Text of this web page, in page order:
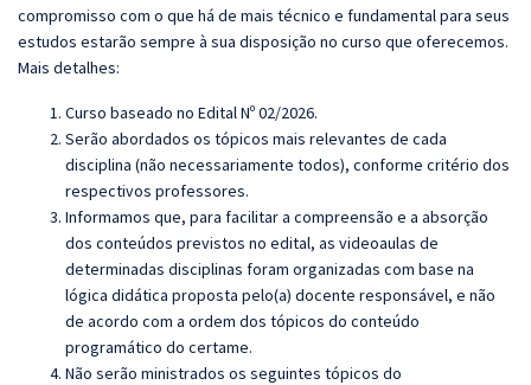
compromisso com o que há de mais técnico e fundamental para seus
estudos estarão sempre à sua disposição no curso que oferecemos.
Mais detalhes:
Curso baseado no Edital Nº 02/2026.
Serão abordados os tópicos mais relevantes de cada
disciplina (não necessariamente todos), conforme critério dos
respectivos professores.
Informamos que, para facilitar a compreensão e a absorção
dos conteúdos previstos no edital, as videoaulas de
determinadas disciplinas foram organizadas com base na
lógica didática proposta pelo(a) docente responsável, e não
de acordo com a ordem dos tópicos do conteúdo
programático do certame.
Não serão ministrados os seguintes tópicos do